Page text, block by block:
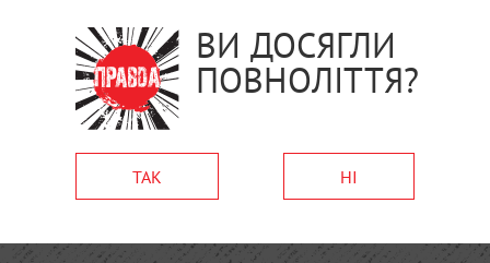
ВИ ДОСЯГЛИ
ПОВНОЛІТТЯ?
ТАК НІ